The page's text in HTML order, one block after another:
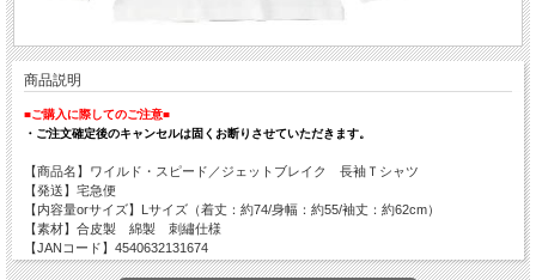
商品説明
■ご購入に際してのご注意■
・ご注文確定後のキャンセルは固くお断りさせていただきます。
【商品名】ワイルド・スピード／ジェットブレイク 長袖Ｔシャツ
【発送】宅急便
【内容量orサイズ】Lサイズ（着丈：約74/身幅：約55/袖丈：約62cm）
【素材】合皮製 綿製 刺繡仕様
【JANコード】4540632131674